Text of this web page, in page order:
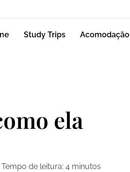
Study Trips Acomodação
ela
Tempo de leitura: 4 minutos